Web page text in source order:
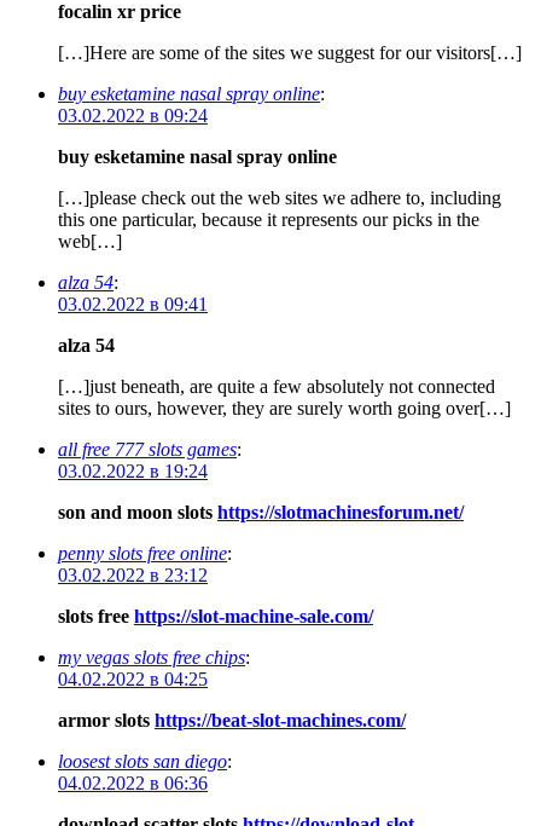
focalin xr price
[…]Here are some of the sites we suggest for our visitors[…]
buy esketamine nasal spray online:
03.02.2022 в 09:24
buy esketamine nasal spray online
[…]please check out the web sites we adhere to, including
this one particular, because it represents our picks in the
web[…]
alza 54:
03.02.2022 в 09:41
alza 54
[…]just beneath, are quite a few absolutely not connected
sites to ours, however, they are surely worth going over[…]
all free 777 slots games:
03.02.2022 в 19:24
son and moon slots https://slotmachinesforum.net/
penny slots free online:
03.02.2022 в 23:12
slots free https://slot-machine-sale.com/
my vegas slots free chips:
04.02.2022 в 04:25
armor slots https://beat-slot-machines.com/
loosest slots san diego:
04.02.2022 в 06:36